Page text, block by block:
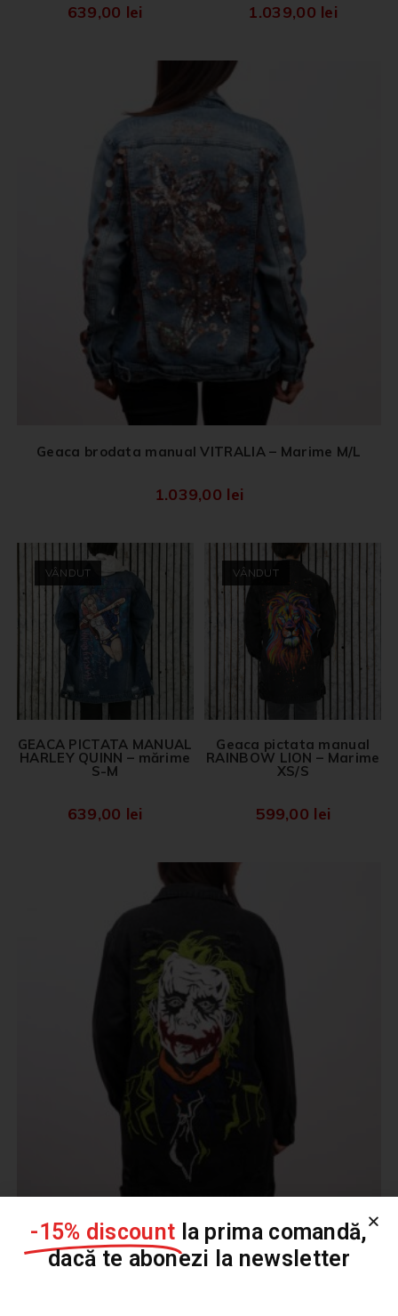
639,00 lei 1.039,00 lei
Geaca brodata manual VITRALIA – Marime M/L
1.039,00 lei
VÂNDUT
GEACA PICTATA MANUAL
HARLEY QUINN – mărime
S-M
639,00 lei
VÂNDUT
Geaca pictata manual
RAINBOW LION – Marime
XS/S
599,00 lei
Geaca pictata si brodata manual JOKER – Marime
M/L
-15% discount la prima comandă,
dacă te abonezi la newsletter